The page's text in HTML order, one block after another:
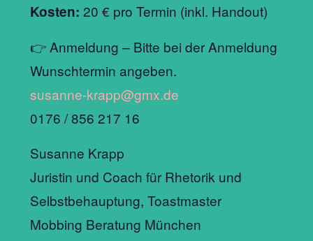
Kosten: 20 € pro Termin (inkl. Handout)
👉 Anmeldung – Bitte bei der Anmeldung
Wunschtermin angeben.
susanne-krapp@gmx.de
0176 / 856 217 16
Susanne Krapp
Juristin und Coach für Rhetorik und
Selbstbehauptung, Toastmaster
Mobbing Beratung München